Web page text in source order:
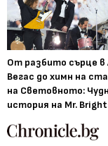
От разбито сърце в
Вегас до химн на
на Световното:
история на Mr.